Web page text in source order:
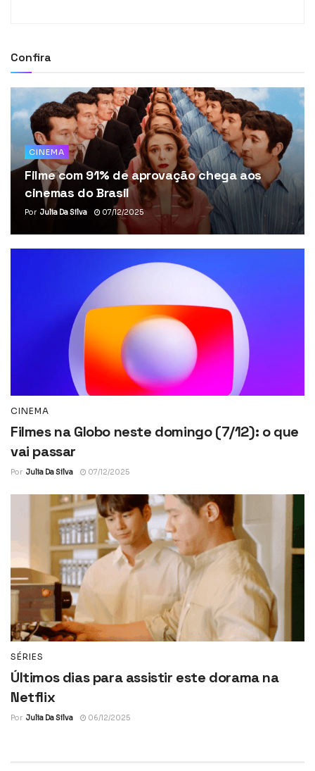
Confira
CINEMA
Filme com 91% de aprovação chega aos
cinemas do Brasil
Por Julia Da Silva 07/12/2025
CINEMA
Filmes na Globo neste domingo (7/12): o que
vai passar
Por Julia Da Silva 07/12/2025
SÉRIES
Últimos dias para assistir este dorama na
Netflix
Por Julia Da Silva 06/12/2025